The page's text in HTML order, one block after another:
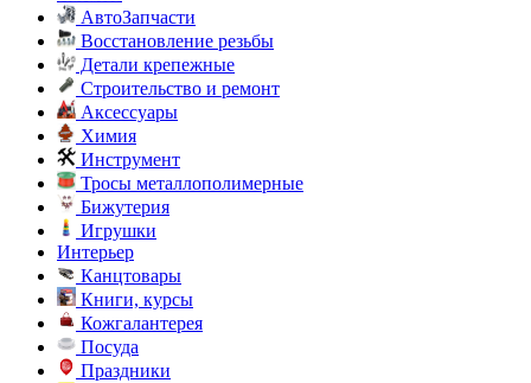
АвтоЗапчасти
Восстановление резьбы
Детали крепежные
Строительство и ремонт
Аксессуары
Химия
Инструмент
Тросы металлополимерные
Бижутерия
Игрушки
Интерьер
Канцтовары
Книги, курсы
Кожгалантерея
Посуда
Праздники